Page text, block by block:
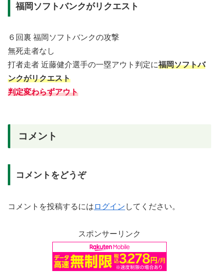
福岡ソフトバンクがリクエスト
６回裏 福岡ソフトバンクの攻撃
無死走者なし
打者走者 近藤健介選手の一塁アウト判定に福岡ソフトバ
ンクがリクエスト
判定変わらずアウト
コメント
コメントをどうぞ
コメントを投稿するには ログイン してください。
スポンサーリンク